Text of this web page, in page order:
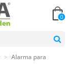
0
> Alarma para